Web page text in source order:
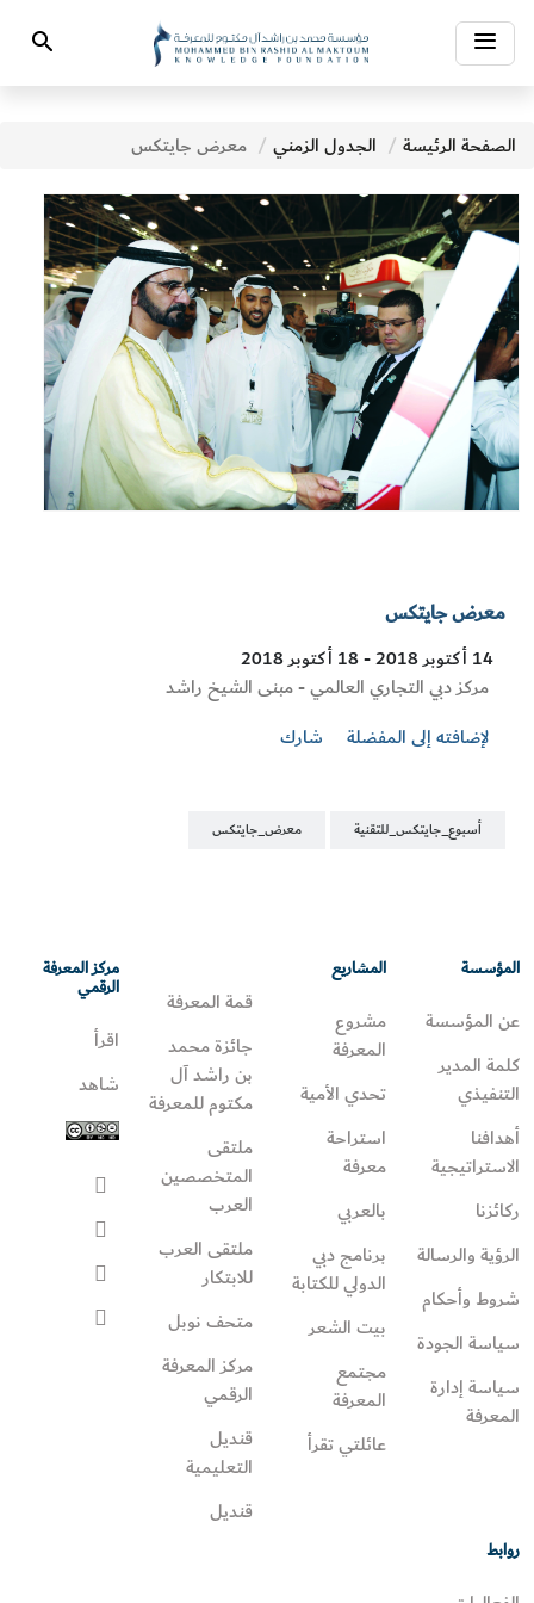
Toggle
navigation
Search
الصفحة الرئيسة الجدول الزمني معرض جايتكس
معرض جايتكس
14 أكتوبر 2018 - 18 أكتوبر 2018
Visit
مركز دبي التجاري العالمي - مبنى الشيخ راشد
لإضافته إلى المفضلة
شارك
أسبوع_جايتكس_للتقنية معرض_جايتكس
المؤسسة
عن المؤسسة
كلمة المدير
التنفيذي
أهدافنا
الاستراتيجية
ركائزنا
الرؤية والرسالة
شروط وأحكام
سياسة الجودة
سياسة إدارة
المعرفة
المشاريع
مشروع
المعرفة
تحدي الأمية
استراحة
معرفة
بالعربي
برنامج دبي
الدولي للكتابة
بيت الشعر
مجتمع
المعرفة
عائلتي تقرأ‎
قمة المعرفة
جائزة محمد
بن راشد آل
مكتوم للمعرفة
ملتقى
المتخصصين
العرب
ملتقى العرب
للابتكار
متحف نوبل
مركز المعرفة
الرقمي
قنديل
التعليمية
قنديل
مركز المعرفة
الرقمي
اقرأ
شاهد
روابط